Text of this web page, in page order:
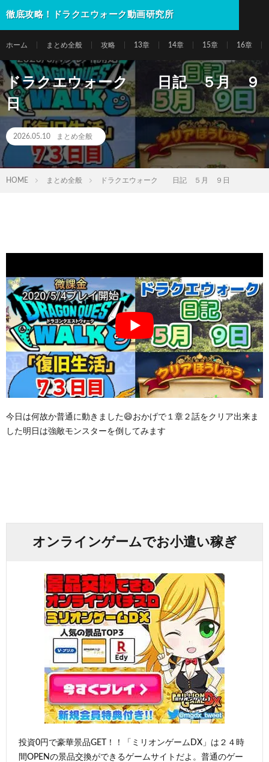
徹底攻略！ドラクエウォーク動画研究所
ホーム まとめ全般 攻略 13章 14章 15章 16章
ドラクエウォーク 日記 ５月 ９
日
2026.05.10 まとめ全般
HOME まとめ全般 ドラクエウォーク 日記 ５月 ９日
今日は何故か普通に動きました😄おかげで１章２話をクリア出来ま
した明日は強敵モンスターを倒してみます
オンラインゲームでお小遣い稼ぎ
投資0円で豪華景品GET！！「ミリオンゲームDX」は２４時
間OPENの景品交換ができるゲームサイトだよ。普通のゲー